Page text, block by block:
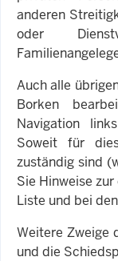
anderen
oder
Auch alle
Borken
Navigation
Soweit für
zuständig sind
Sie Hinweise
Liste und bei
Weitere Zweige
und die